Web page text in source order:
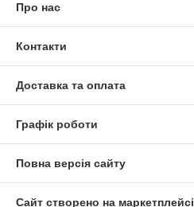
Про нас
Контакти
Доставка та оплата
Графік роботи
Повна версія сайту
Сайт створено на маркетплейсі